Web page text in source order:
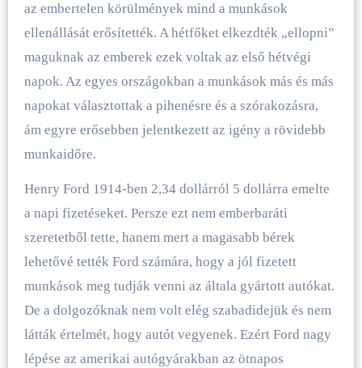
az embertelen körülmények mind a munkások
ellenállását erősítették. A hétfőket elkezdték „ellopni”
maguknak az emberek ezek voltak az első hétvégi
napok. Az egyes országokban a munkások más és más
napokat választottak a pihenésre és a szórakozásra,
ám egyre erősebben jelentkezett az igény a rövidebb
munkaidőre.
Henry Ford 1914-ben 2,34 dollárról 5 dollárra emelte
a napi fizetéseket. Persze ezt nem emberbaráti
szeretetből tette, hanem mert a magasabb bérek
lehetővé tették Ford számára, hogy a jól fizetett
munkások meg tudják venni az általa gyártott autókat.
De a dolgozóknak nem volt elég szabadidejük és nem
látták értelmét, hogy autót vegyenek. Ezért Ford nagy
lépése az amerikai autógyárakban az ötnapos